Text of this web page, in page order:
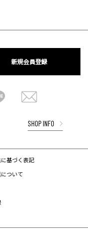
新規会員登録
SHOP INFO
基づく表記
ついて